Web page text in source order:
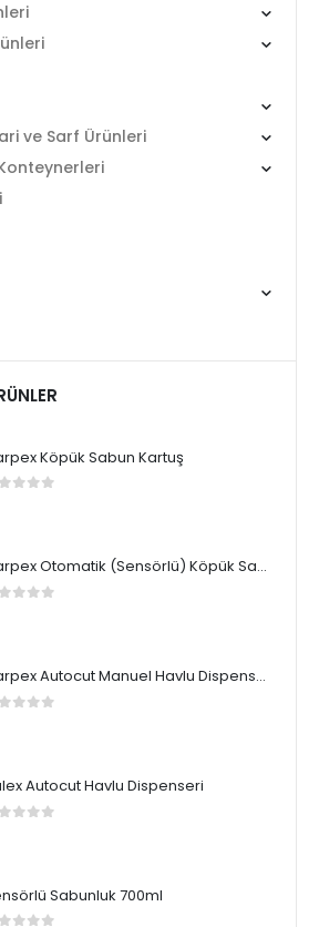
ve Sarf Ürünleri
Köpük Sabun Kartuş
Carpex Otomatik (Sensörlü) Köpük Sabun Dispenseri
Carpex Autocut Manuel Havlu Dispenseri
Autocut Havlu Dispenseri
Sabunluk 700ml